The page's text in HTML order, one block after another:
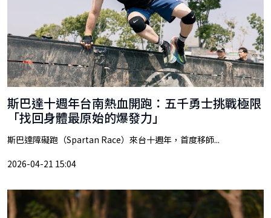
斯巴達十週年台南熱血開跑：五千勇士挑戰極限
「找回身體最原始的爆發力」
斯巴達障礙跑（Spartan Race）來台十週年，首度移師...
2026-04-21 15:04